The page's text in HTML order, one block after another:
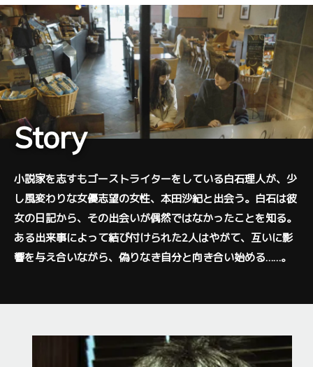
Story
小説家を志すもゴーストライターをしている白石理人が、少
し風変わりな女優志望の女性、本田沙紀と出会う。 白石は彼
女の日記から、その出会いが偶然ではなかったことを知る。
ある出来事によって結び付けられた2人はやがて、互いに影
響を与え合いながら、偽りなき自分と向き合い始める……。